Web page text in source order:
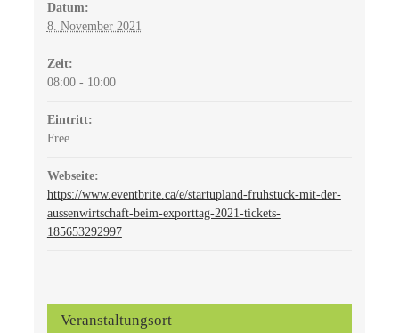
Datum:
8. November 2021
Zeit:
08:00 - 10:00
Eintritt:
Free
Webseite:
https://www.eventbrite.ca/e/startupland-fruhstuck-mit-der-
aussenwirtschaft-beim-exporttag-2021-tickets-
185653292997
Veranstaltungsort